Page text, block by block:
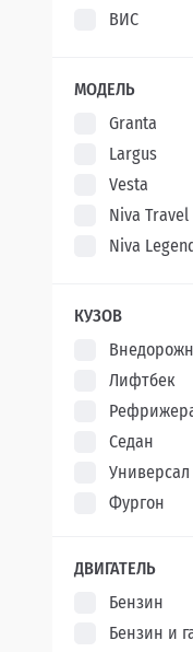
ВИС
XCITE
МОДЕЛЬ
Granta
Largus
Vesta
Niva Travel
Niva
Aura
КУЗОВ
Лифтбек
Седан
Универсал
Фургон
ДВИГАТЕЛЬ
Бензин
Бензин и